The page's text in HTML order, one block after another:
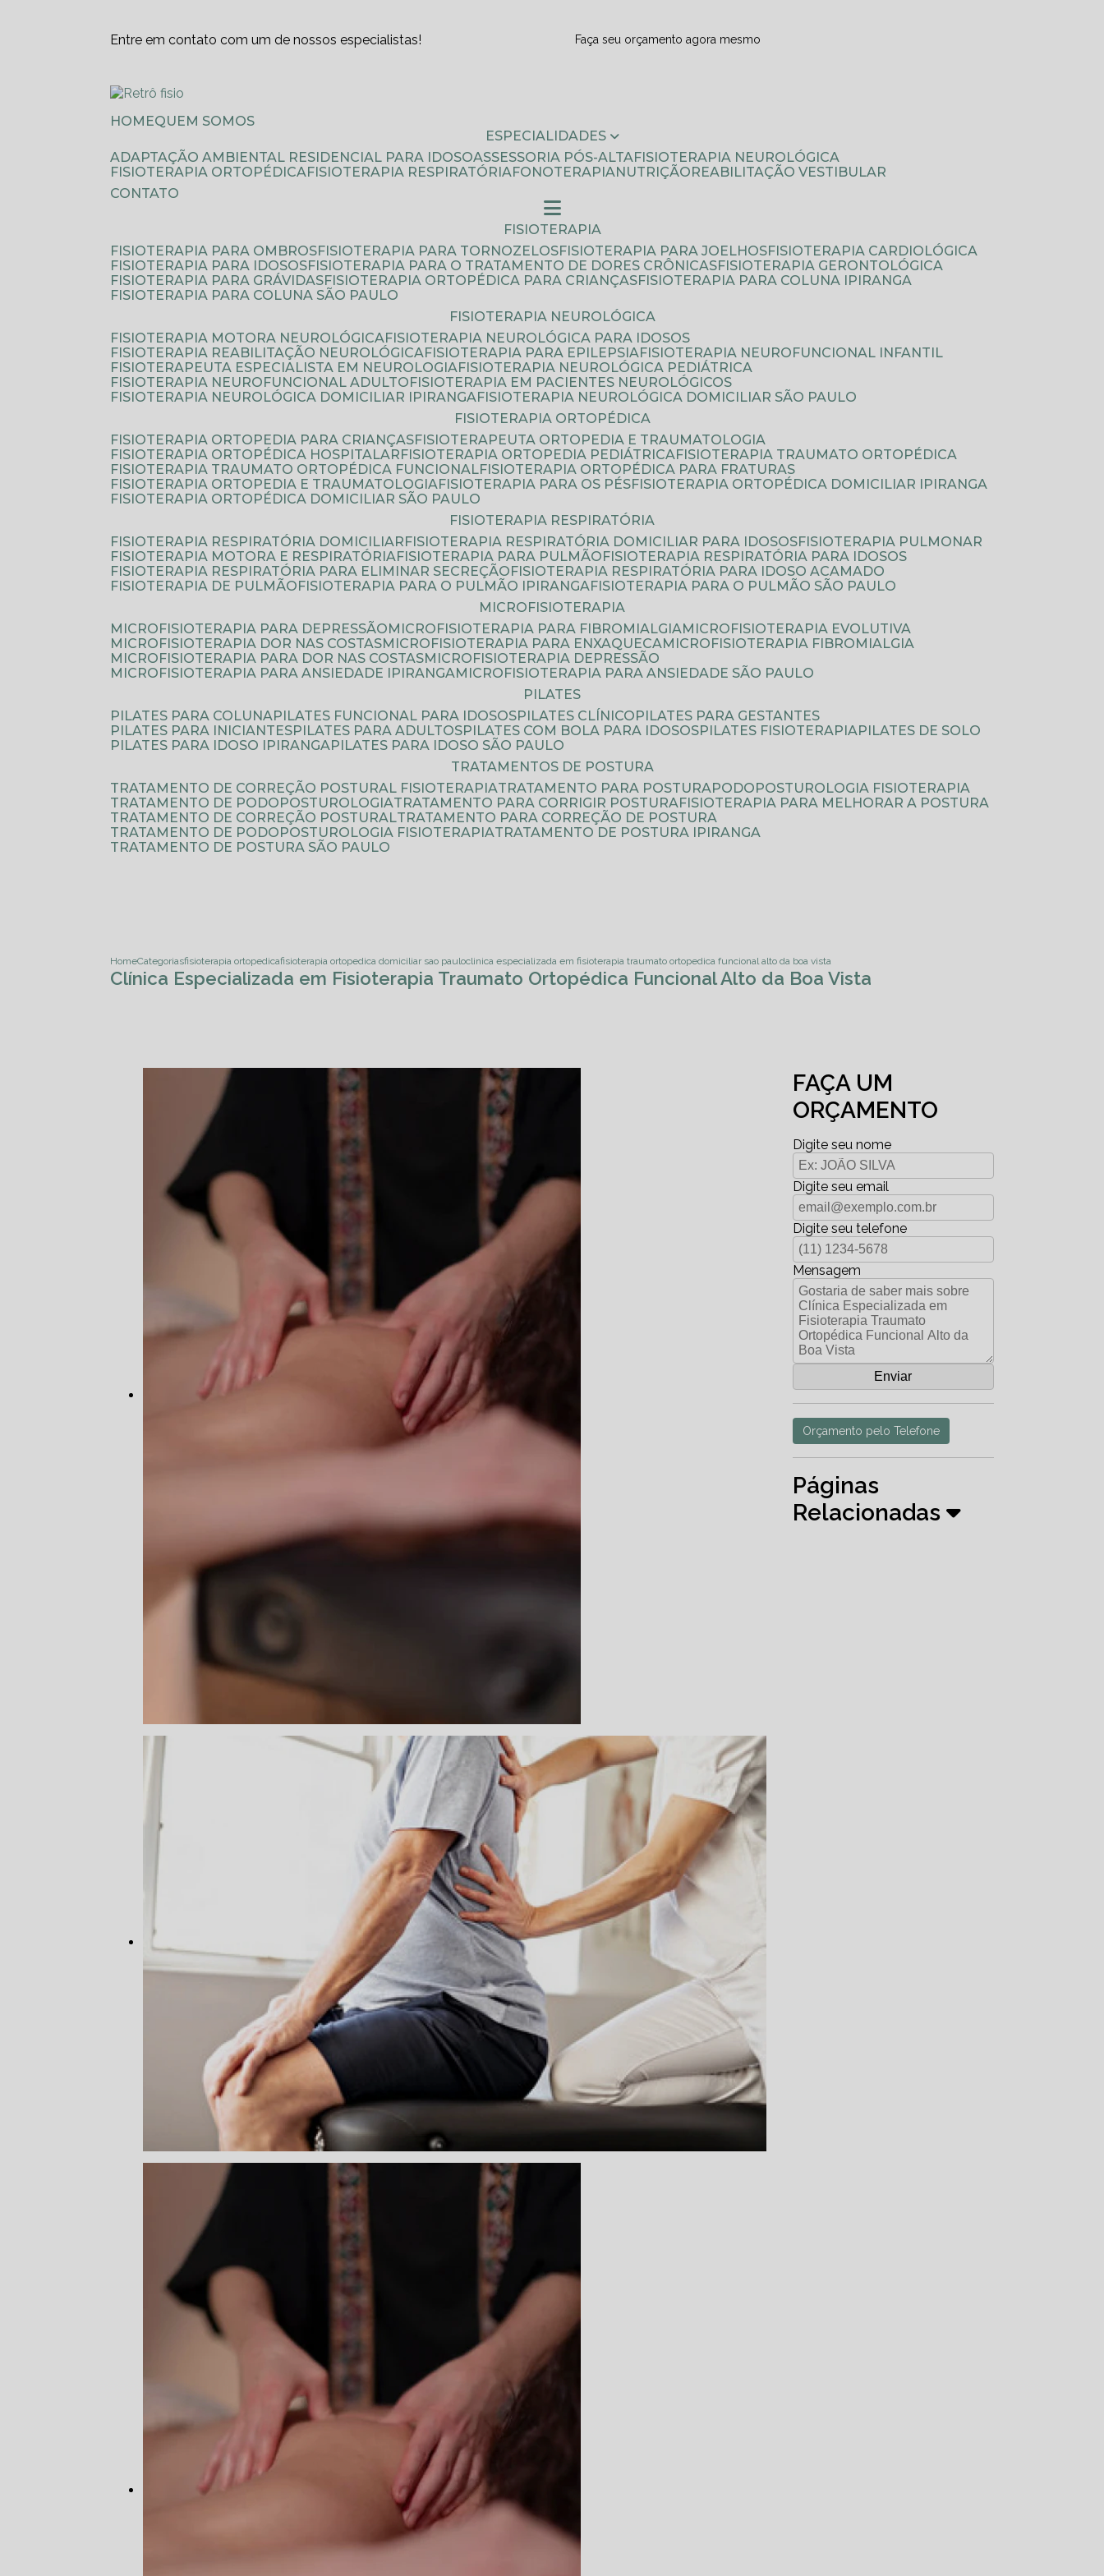
Entre em contato com um de nossos especialistas! Faça seu orçamento agora mesmo
HOME
QUEM SOMOS
ESPECIALIDADES
ADAPTAÇÃO AMBIENTAL RESIDENCIAL PARA IDOSO
ASSESSORIA PÓS-ALTA
FISIOTERAPIA NEUROLÓGICA
FISIOTERAPIA ORTOPÉDICA
FISIOTERAPIA RESPIRATÓRIA FONOTERAPIA NUTRIÇÃO
REABILITAÇÃO VESTIBULAR
CONTATO
FISIOTERAPIA
FISIOTERAPIA PARA OMBROS
FISIOTERAPIA PARA TORNOZELOS FISIOTERAPIA PARA JOELHOS
FISIOTERAPIA CARDIOLÓGICA
FISIOTERAPIA PARA IDOSOS
FISIOTERAPIA PARA O TRATAMENTO DE DORES CRÔNICAS
FISIOTERAPIA GERONTOLÓGICA
FISIOTERAPIA PARA GRÁVIDAS
FISIOTERAPIA ORTOPÉDICA PARA CRIANÇAS
FISIOTERAPIA PARA COLUNA IPIRANGA
FISIOTERAPIA PARA COLUNA SÃO PAULO
FISIOTERAPIA NEUROLÓGICA
FISIOTERAPIA MOTORA NEUROLÓGICA
FISIOTERAPIA NEUROLÓGICA PARA IDOSOS
FISIOTERAPIA REABILITAÇÃO NEUROLÓGICA
FISIOTERAPIA PARA EPILEPSIA
FISIOTERAPIA NEUROFUNCIONAL INFANTIL
FISIOTERAPEUTA ESPECIALISTA EM NEUROLOGIA
FISIOTERAPIA NEUROLÓGICA PEDIÁTRICA
FISIOTERAPIA NEUROFUNCIONAL ADULTO
FISIOTERAPIA EM PACIENTES NEUROLÓGICOS
FISIOTERAPIA NEUROLÓGICA DOMICILIAR IPIRANGA
FISIOTERAPIA NEUROLÓGICA DOMICILIAR SÃO PAULO
FISIOTERAPIA ORTOPÉDICA
FISIOTERAPIA ORTOPEDIA PARA CRIANÇAS
FISIOTERAPEUTA ORTOPEDIA E TRAUMATOLOGIA
FISIOTERAPIA ORTOPÉDICA HOSPITALAR
FISIOTERAPIA ORTOPEDIA PEDIÁTRICA
FISIOTERAPIA TRAUMATO ORTOPÉDICA
FISIOTERAPIA TRAUMATO ORTOPÉDICA FUNCIONAL
FISIOTERAPIA ORTOPÉDICA PARA FRATURAS
FISIOTERAPIA ORTOPEDIA E TRAUMATOLOGIA
FISIOTERAPIA PARA OS PÉS
FISIOTERAPIA ORTOPÉDICA DOMICILIAR IPIRANGA
FISIOTERAPIA ORTOPÉDICA DOMICILIAR SÃO PAULO
FISIOTERAPIA RESPIRATÓRIA
FISIOTERAPIA RESPIRATÓRIA DOMICILIAR
FISIOTERAPIA RESPIRATÓRIA DOMICILIAR PARA IDOSOS
FISIOTERAPIA PULMONAR
FISIOTERAPIA MOTORA E RESPIRATÓRIA
FISIOTERAPIA PARA PULMÃO
FISIOTERAPIA RESPIRATÓRIA PARA IDOSOS
FISIOTERAPIA RESPIRATÓRIA PARA ELIMINAR SECREÇÃO
FISIOTERAPIA RESPIRATÓRIA PARA IDOSO ACAMADO
FISIOTERAPIA DE PULMÃO
FISIOTERAPIA PARA O PULMÃO IPIRANGA
FISIOTERAPIA PARA O PULMÃO SÃO PAULO
MICROFISIOTERAPIA
MICROFISIOTERAPIA PARA DEPRESSÃO
MICROFISIOTERAPIA PARA FIBROMIALGIA
MICROFISIOTERAPIA EVOLUTIVA
MICROFISIOTERAPIA DOR NAS COSTAS
MICROFISIOTERAPIA PARA ENXAQUECA
MICROFISIOTERAPIA FIBROMIALGIA
MICROFISIOTERAPIA PARA DOR NAS COSTAS
MICROFISIOTERAPIA DEPRESSÃO
MICROFISIOTERAPIA PARA ANSIEDADE IPIRANGA
MICROFISIOTERAPIA PARA ANSIEDADE SÃO PAULO
PILATES
PILATES PARA COLUNA
PILATES FUNCIONAL PARA IDOSOS PILATES CLÍNICO
PILATES PARA GESTANTES
PILATES PARA INICIANTES
PILATES PARA ADULTOS PILATES COM BOLA PARA IDOSOS PILATES FISIOTERAPIA
PILATES DE SOLO
PILATES PARA IDOSO IPIRANGA
PILATES PARA IDOSO SÃO PAULO
TRATAMENTOS DE POSTURA
TRATAMENTO DE CORREÇÃO POSTURAL FISIOTERAPIA
TRATAMENTO PARA POSTURA
PODOPOSTUROLOGIA FISIOTERAPIA
TRATAMENTO DE PODOPOSTUROLOGIA
TRATAMENTO PARA CORRIGIR POSTURA
FISIOTERAPIA PARA MELHORAR A POSTURA
TRATAMENTO DE CORREÇÃO POSTURAL
TRATAMENTO PARA CORREÇÃO DE POSTURA
TRATAMENTO DE PODOPOSTUROLOGIA FISIOTERAPIA
TRATAMENTO DE POSTURA IPIRANGA
TRATAMENTO DE POSTURA SÃO PAULO
HomeCategoriasfisioterapia ortopedicafisioterapia ortopedica domiciliar sao pauloclinica especializada em fisioterapia traumato ortopedica funcional alto da boa vista
Clínica Especializada em Fisioterapia Traumato Ortopédica Funcional Alto da Boa Vista
FAÇA UM
ORÇAMENTO
Digite seu nome
Digite seu email
Digite seu telefone
Mensagem
Orçamento pelo Telefone
Páginas
Relacionadas